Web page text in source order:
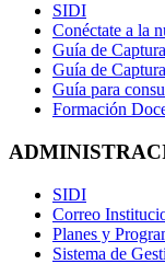
SIDI
Conéctate a la
Guía de
Guía de
Guía para
Formación
SIDI
Correo
Planes y
Sistema de